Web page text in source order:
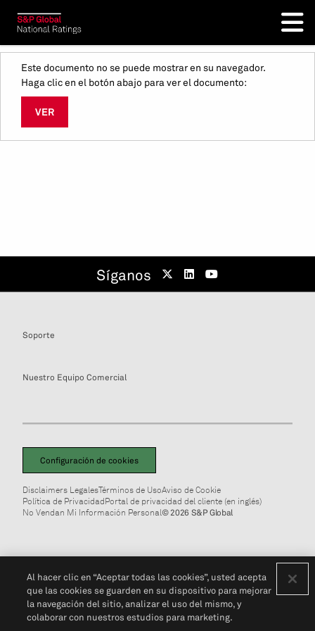
Este documento no se puede mostrar en su navegador.
Haga clic en el botón abajo para ver el documento:
VER
Síganos
Soporte
Nuestro Equipo Comercial
Configuración de cookies
Disclaimers LegalesTérminos de UsoAviso de Cookie
Política de PrivacidadPortal de privacidad del cliente (en inglés)
No Vendan Mi Información Personal© 2026 S&P Global
Al hacer clic en “Aceptar todas las cookies”, usted acepta
que las cookies se guarden en su dispositivo para mejorar
la navegación del sitio, analizar el uso del mismo, y
colaborar con nuestros estudios para marketing.